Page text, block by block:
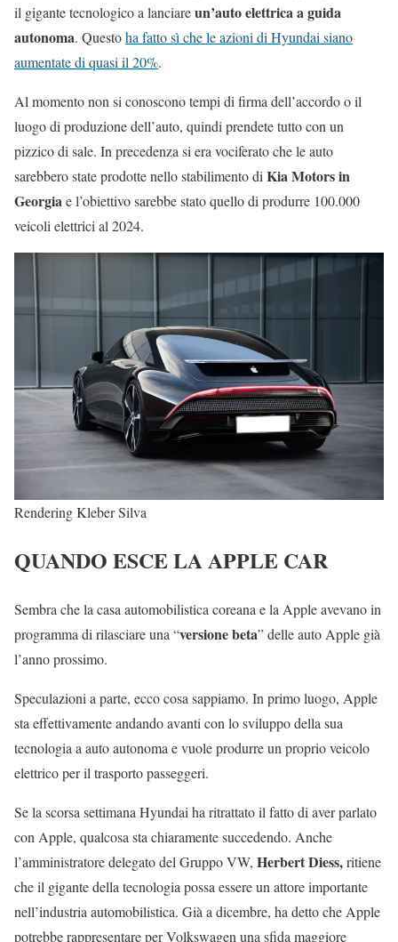
il gigante tecnologico a lanciareun’auto elettrica a guida
autonoma. Questoha fatto sì che le azioni di Hyundai siano
aumentate di quasi il 20%.
Al momento non si conoscono tempi di firma dell’accordo o il
luogo di produzione dell’auto, quindi prendete tutto con un
pizzico di sale. In precedenza si era vociferato che le auto
sarebbero state prodotte nello stabilimento di Kia Motors in
Georgiae l’obiettivo sarebbe stato quello di produrre 100.000
veicoli elettrici al 2024.
Rendering Kleber Silva
QUANDO ESCE LA APPLE CAR
Sembra che la casa automobilistica coreana e la Apple avevano in
programma di rilasciare una “versione beta” delle auto Apple già
l’anno prossimo.
Speculazioni a parte, ecco cosa sappiamo. In primo luogo, Apple
sta effettivamente andando avanti con lo sviluppo della sua
tecnologia a auto autonoma e vuole produrre un proprio veicolo
elettrico per il trasporto passeggeri.
Se la scorsa settimana Hyundai ha ritrattato il fatto di aver parlato
con Apple, qualcosa sta chiaramente succedendo. Anche
l’amministratore delegato del Gruppo VW, Herbert Diess,ritiene
che il gigante della tecnologia possa essere un attore importante
nell’industria automobilistica. Già a dicembre, ha detto che Apple
potrebbe rappresentare per Volkswagen una sfida maggiore